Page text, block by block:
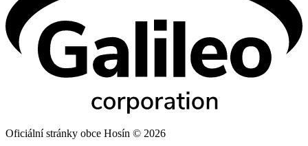
Oficiální stránky obce Hosín © 2026